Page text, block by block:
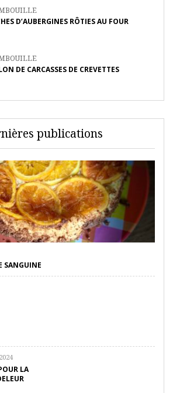
D’AUBERGINES RÔTIES AU FOUR
DE CARCASSES DE CREVETTES
publications
SANGUINE
LA